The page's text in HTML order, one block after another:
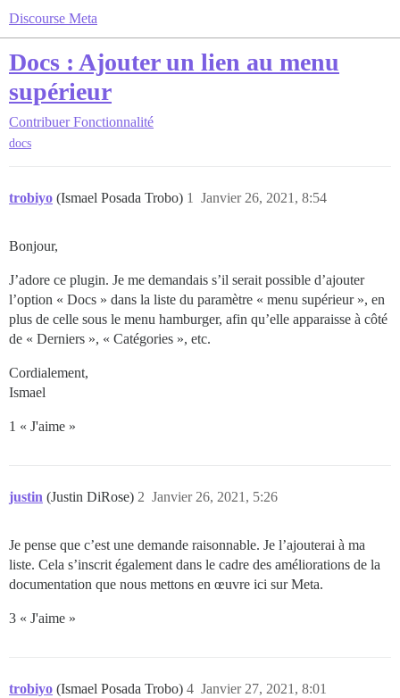
Discourse Meta
Docs : Ajouter un lien au menu
supérieur
Contribuer Fonctionnalité
docs
trobiyo (Ismael Posada Trobo) Janvier 26, 2021, 8:54
1
Bonjour,
J’adore ce plugin. Je me demandais s’il serait possible d’ajouter
l’option « Docs » dans la liste du paramètre « menu supérieur », en
plus de celle sous le menu hamburger, afin qu’elle apparaisse à côté
de « Derniers », « Catégories », etc.
Cordialement,
Ismael
1 « J'aime »
justin (Justin DiRose) Janvier 26, 2021, 5:26
2
Je pense que c’est une demande raisonnable. Je l’ajouterai à ma
liste. Cela s’inscrit également dans le cadre des améliorations de la
documentation que nous mettons en œuvre ici sur Meta.
3 « J'aime »
trobiyo (Ismael Posada Trobo) Janvier 27, 2021, 8:01
4